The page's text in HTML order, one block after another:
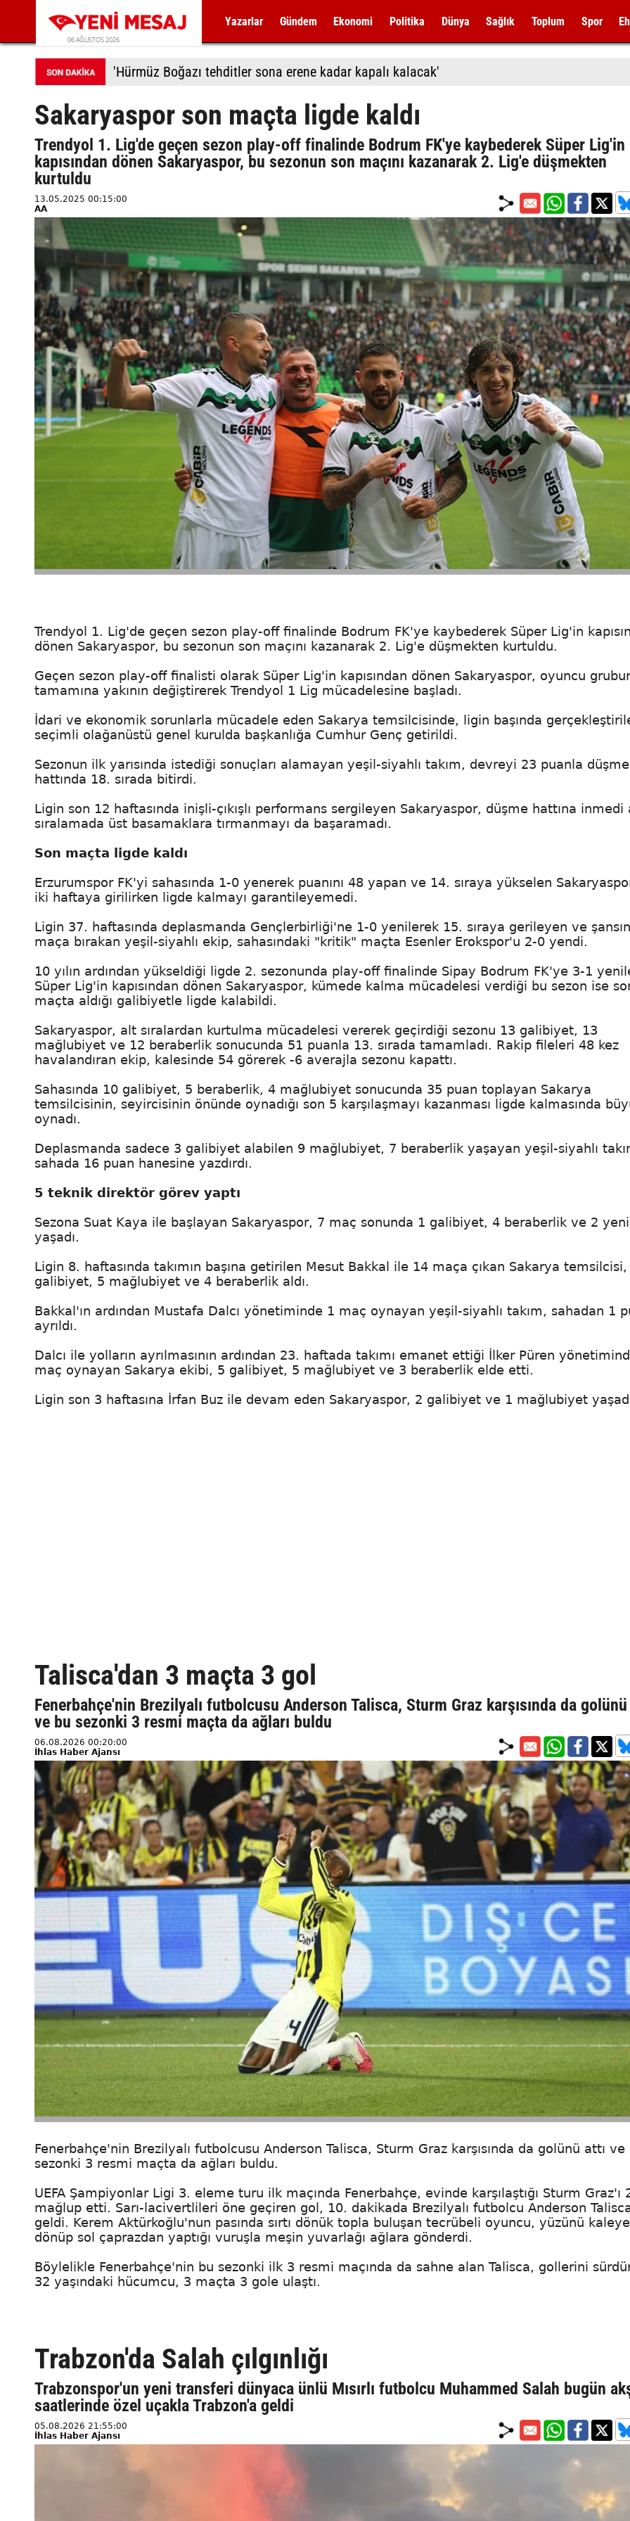
06 AĞUSTOS 2026
Yazarlar Gündem Ekonomi Politika Dünya Sağlık Toplum Spor
'Hürmüz Boğazı tehditler sona erene kadar kapalı kalacak'
Sakaryaspor son maçta ligde kaldı
Trendyol 1. Lig'de geçen sezon play-off finalinde Bodrum FK'ye kaybederek Süper Lig'in
kapısından dönen Sakaryaspor, bu sezonun son maçını kazanarak 2. Lig'e düşmekten
kurtuldu
13.05.2025 00:15:00
AA
Trendyol 1. Lig'de geçen sezon play-off finalinde Bodrum FK'ye kaybederek Süper Lig'in
dönen Sakaryaspor, bu sezonun son maçını kazanarak 2. Lig'e düşmekten kurtuldu.
Geçen sezon play-off finalisti olarak Süper Lig'in kapısından dönen Sakaryaspor, oyuncu
tamamına yakının değiştirerek Trendyol 1 Lig mücadelesine başladı.
İdari ve ekonomik sorunlarla mücadele eden Sakarya temsilcisinde, ligin başında
seçimli olağanüstü genel kurulda başkanlığa Cumhur Genç getirildi.
Sezonun ilk yarısında istediği sonuçları alamayan yeşil-siyahlı takım, devreyi 23 puanla düşme
hattında 18. sırada bitirdi.
Ligin son 12 haftasında inişli-çıkışlı performans sergileyen Sakaryaspor, düşme hattına inmedi
sıralamada üst basamaklara tırmanmayı da başaramadı.
Son maçta ligde kaldı
Erzurumspor FK'yi sahasında 1-0 yenerek puanını 48 yapan ve 14. sıraya yükselen
iki haftaya girilirken ligde kalmayı garantileyemedi.
Ligin 37. haftasında deplasmanda Gençlerbirliği'ne 1-0 yenilerek 15. sıraya gerileyen ve
maça bırakan yeşil-siyahlı ekip, sahasındaki "kritik" maçta Esenler Erokspor'u 2-0 yendi.
10 yılın ardından yükseldiği ligde 2. sezonunda play-off finalinde Sipay Bodrum FK'ye 3-1
Süper Lig'in kapısından dönen Sakaryaspor, kümede kalma mücadelesi verdiği bu sezon ise
maçta aldığı galibiyetle ligde kalabildi.
Sakaryaspor, alt sıralardan kurtulma mücadelesi vererek geçirdiği sezonu 13 galibiyet, 13
mağlubiyet ve 12 beraberlik sonucunda 51 puanla 13. sırada tamamladı. Rakip fileleri 48 kez
havalandıran ekip, kalesinde 54 görerek -6 averajla sezonu kapattı.
Sahasında 10 galibiyet, 5 beraberlik, 4 mağlubiyet sonucunda 35 puan toplayan Sakarya
temsilcisinin, seyircisinin önünde oynadığı son 5 karşılaşmayı kazanması ligde kalmasında
oynadı.
Deplasmanda sadece 3 galibiyet alabilen 9 mağlubiyet, 7 beraberlik yaşayan yeşil-siyahlı
sahada 16 puan hanesine yazdırdı.
5 teknik direktör görev yaptı
Sezona Suat Kaya ile başlayan Sakaryaspor, 7 maç sonunda 1 galibiyet, 4 beraberlik ve 2
yaşadı.
Ligin 8. haftasında takımın başına getirilen Mesut Bakkal ile 14 maça çıkan Sakarya
galibiyet, 5 mağlubiyet ve 4 beraberlik aldı.
Bakkal'ın ardından Mustafa Dalcı yönetiminde 1 maç oynayan yeşil-siyahlı takım, sahadan 1
ayrıldı.
Dalcı ile yolların ayrılmasının ardından 23. haftada takımı emanet ettiği İlker Püren
maç oynayan Sakarya ekibi, 5 galibiyet, 5 mağlubiyet ve 3 beraberlik elde etti.
Ligin son 3 haftasına İrfan Buz ile devam eden Sakaryaspor, 2 galibiyet ve 1 mağlubiyet
Talisca'dan 3 maçta 3 gol
Fenerbahçe'nin Brezilyalı futbolcusu Anderson Talisca, Sturm Graz karşısında da golünü
ve bu sezonki 3 resmi maçta da ağları buldu
06.08.2026 00:20:00
İhlas Haber Ajansı
Fenerbahçe'nin Brezilyalı futbolcusu Anderson Talisca, Sturm Graz karşısında da golünü attı ve
sezonki 3 resmi maçta da ağları buldu.
UEFA Şampiyonlar Ligi 3. eleme turu ilk maçında Fenerbahçe, evinde karşılaştığı Sturm Graz'ı
mağlup etti. Sarı-lacivertlileri öne geçiren gol, 10. dakikada Brezilyalı futbolcu Anderson
geldi. Kerem Aktürkoğlu'nun pasında sırtı dönük topla buluşan tecrübeli oyuncu, yüzünü kaleye
dönüp sol çaprazdan yaptığı vuruşla meşin yuvarlağı ağlara gönderdi.
Böylelikle Fenerbahçe'nin bu sezonki ilk 3 resmi maçında da sahne alan Talisca, gollerini
32 yaşındaki hücumcu, 3 maçta 3 gole ulaştı.
Trabzon'da Salah çılgınlığı
Trabzonspor'un yeni transferi dünyaca ünlü Mısırlı futbolcu Muhammed Salah bugün
saatlerinde özel uçakla Trabzon'a geldi
05.08.2026 21:55:00
İhlas Haber Ajansı